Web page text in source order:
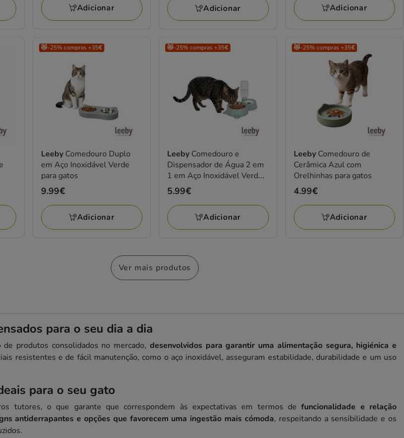
Adicionar Adicionar Adicionar
😻-25% compras +35€
Leeby Comedouro Duplo
em Aço Inoxidável Verde
para gatos
Preço
9.99€
9.99€
Adicionar
😻-25% compras +35€
Leeby Comedouro e
Dispensador de Água 2 em
1 em Aço Inoxidável Verde
para gatos
Preço
5.99€
5.99€
Adicionar
😻-25% compras +35€
Leeby Comedouro de
Cerâmica Azul com
Orelhinhas para gatos
Preço
4.99€
4.99€
Adicionar
Ver mais produtos
para o seu dia a dia
produtos consolidados no mercado, desenvolvidos para garantir uma alimentação segura, higiénica e
resistentes e de fácil manutenção, como o aço inoxidável, asseguram estabilidade, durabilidade e um uso
para o seu gato
tutores, o que garante que correspondem às expectativas em termos defuncionalidade e relação
antiderrapantes e opções que favorecem uma ingestão mais cómoda, respeitando a sensibilidade e os